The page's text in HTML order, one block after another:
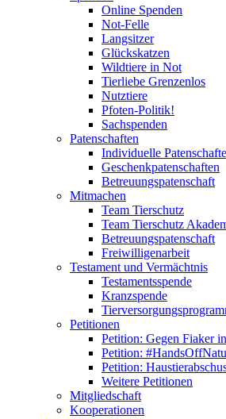
Online Spenden
Not-Felle
Langsitzer
Glückskatzen
Wildtiere in Not
Tierliebe Grenzenlos
Nutztiere
Pfoten-Politik!
Sachspenden
Patenschaften
Individuelle
Geschenkpatenschaften
Betreuungspatenschaft
Mitmachen
Team Tierschutz
Team Tierschutz
Betreuungspatenschaft
Freiwilligenarbeit
Testament und Vermächtnis
Testamentsspende
Kranzspende
Petitionen
Petition: Gegen Fiaker
Petition:
Petition:
Weitere Petitionen
Mitgliedschaft
Kooperationen